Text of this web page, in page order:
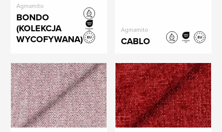
Agmamito
BONDO
(KOLEKCJA
WYCOFYWANA)
Agmamito
CABLO